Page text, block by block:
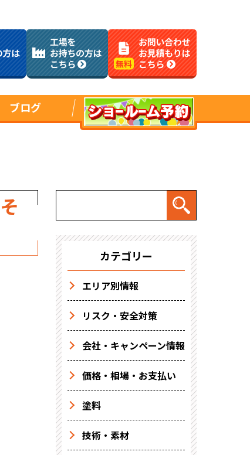
ブログ
カテゴリー
エリア別情報
リスク・安全対策
会社・キャンペーン情報
価格・相場・お支払い
塗料
技術・素材